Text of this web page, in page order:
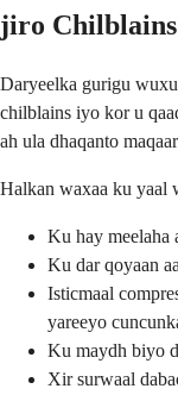
jiro
Daryeelka gurigu
chilblains iyo kor u
ah ula dhaqanto
Halkan waxaa ku yaal
Ku hay meelaha
Ku dar qoyaan
Isticmaal
yareeyo
Ku maydh biyo
Xir surwaal